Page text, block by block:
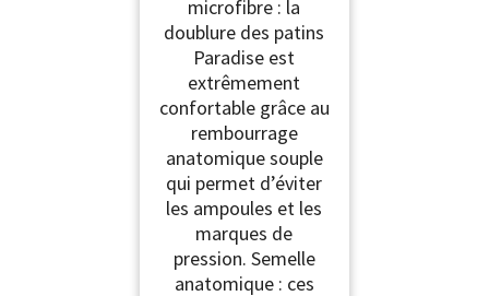
microfibre : la
doublure des patins
Paradise est
extrêmement
confortable grâce au
rembourrage
anatomique souple
qui permet d’éviter
les ampoules et les
marques de
pression. Semelle
anatomique : ces